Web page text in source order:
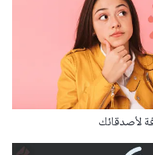
لأصدقائك